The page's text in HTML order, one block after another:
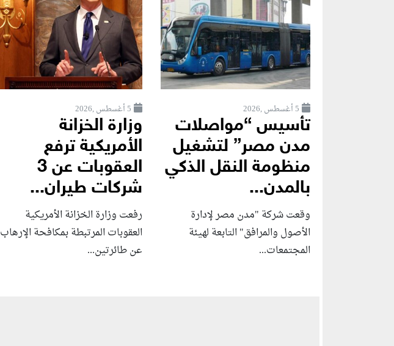
5 أغسطس ,2026
تأسيس “مواصلات
مدن مصر” لتشغيل
منظومة النقل الذكي
بالمدن...
وقعت شركة "مدن مصر لإدارة
الأصول والمرافق" التابعة لهيئة
المجتمعات...
5 أغسطس ,2026
وزارة الخزانة
الأمريكية ترفع
العقوبات عن 3
شركات طيران...
رفعت وزارة الخزانة الأمريكية
العقوبات المرتبطة بمكافحة الإرهاب
عن طائرتين...